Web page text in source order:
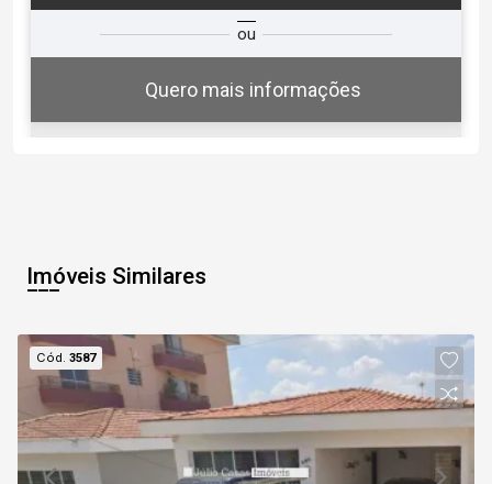
ou
Quero mais informações
Qual o melhor dia e horário para
você?
09
Aug/Sun
10
Aug/Mon
11:30
12:00 Continuar
Imóveis Similares
Cód.3587